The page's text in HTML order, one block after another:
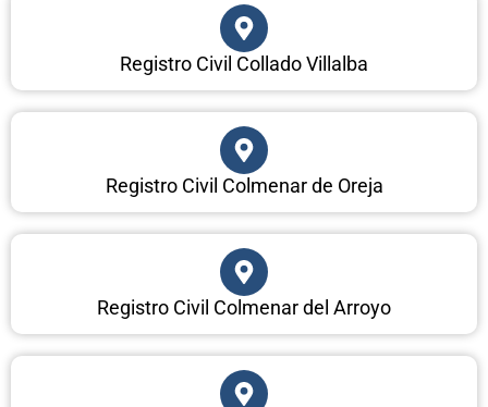
Registro Civil Collado Villalba
Registro Civil Colmenar de Oreja
Registro Civil Colmenar del Arroyo